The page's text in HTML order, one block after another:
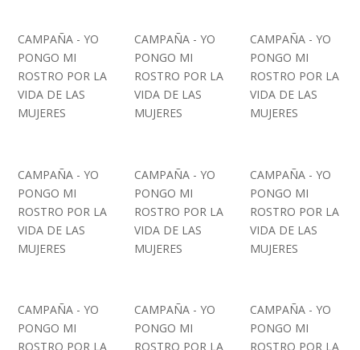
CAMPAÑA - YO
PONGO MI
ROSTRO POR LA
VIDA DE LAS
MUJERES
CAMPAÑA - YO
PONGO MI
ROSTRO POR LA
VIDA DE LAS
MUJERES
CAMPAÑA - YO
PONGO MI
ROSTRO POR LA
VIDA DE LAS
MUJERES
CAMPAÑA - YO
PONGO MI
ROSTRO POR LA
VIDA DE LAS
MUJERES
CAMPAÑA - YO
PONGO MI
ROSTRO POR LA
VIDA DE LAS
MUJERES
CAMPAÑA - YO
PONGO MI
ROSTRO POR LA
VIDA DE LAS
MUJERES
CAMPAÑA - YO
PONGO MI
ROSTRO POR LA
CAMPAÑA - YO
PONGO MI
ROSTRO POR LA
CAMPAÑA - YO
PONGO MI
ROSTRO POR LA